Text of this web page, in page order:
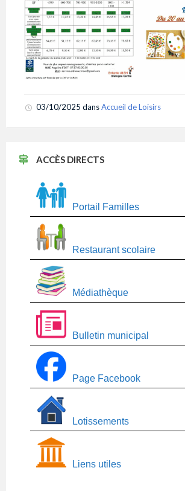
03/10/2025 dansAccueil de Loisirs
ACCÈS DIRECTS
Portail Familles
Restaurant scolaire
Médiathèque
Bulletin municipal
Page Facebook
Lotissements
Liens utiles